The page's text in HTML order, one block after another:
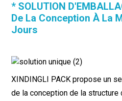
* SOLUTION
De La Conception À La
Jours
XINDINGLI PACK propose un
de la conception de la